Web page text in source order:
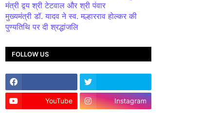
मंत्री द्वय श्री टेटवाल और श्री पंवार
मुख्यमंत्री डॉ. यादव ने स्व. मल्हारराव होल्कर की
पुण्यतिथि पर दी श्रद्धांजलि
FOLLOW US
YouTube Instagram